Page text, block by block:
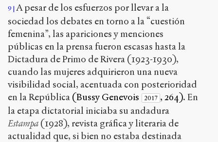
9
A pesar de los esfuerzos por llevar a la
sociedad los debates en torno a la “cuestión
femenina”, las apariciones y menciones
públicas en la prensa fueron escasas hasta la
Dictadura de Primo de Rivera (1923-1930),
cuando las mujeres adquirieron una nueva
visibilidad social, acentuada con posterioridad
en la República (Bussy Genevois 2017 , 264). En
la etapa dictatorial iniciaba su andadura
Estampa (1928), revista gráfica y literaria de
actualidad que, si bien no estaba destinada